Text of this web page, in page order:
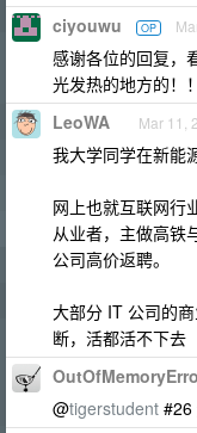
ciyouwu OP
感谢各位的回复，
光发热的地方的！
LeoWA Mar 11,
我大学同学在新能
网上也就互联网行
从业者，主做高铁
公司高价返聘。
大部分 IT 公司的
断，活都活不下去
@tigerstudent #26